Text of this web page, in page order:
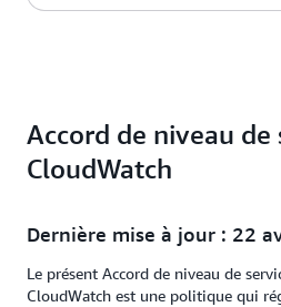
Accord de niveau de
CloudWatch
Dernière mise à jour : 22
Le présent Accord de niveau de
CloudWatch est une politique qui